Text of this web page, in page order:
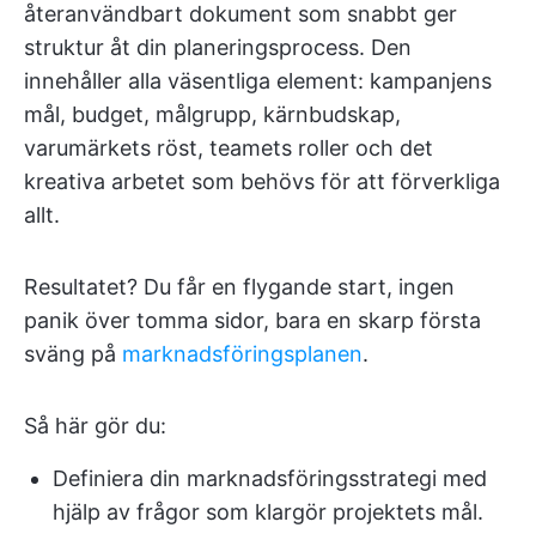
återanvändbart dokument som snabbt ger
struktur åt din planeringsprocess. Den
innehåller alla väsentliga element: kampanjens
mål, budget, målgrupp, kärnbudskap,
varumärkets röst, teamets roller och det
kreativa arbetet som behövs för att förverkliga
allt.
Resultatet? Du får en flygande start, ingen
panik över tomma sidor, bara en skarp första
sväng på marknadsföringsplanen.
Så här gör du:
Definiera din marknadsföringsstrategi med
hjälp av frågor som klargör projektets mål.